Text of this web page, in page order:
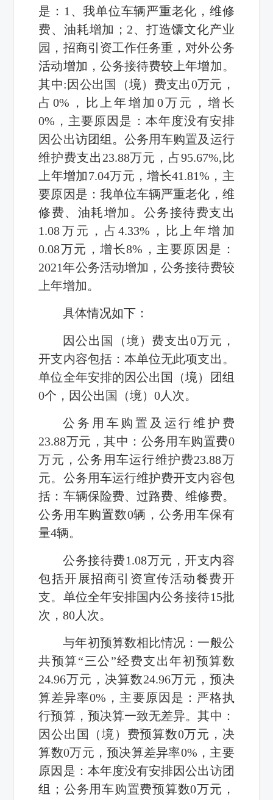
是：1、我单位车辆严重老化，维修
费、油耗增加；2、打造馕文化产业
园，招商引资工作任务重，对外公务
活动增加，公务接待费较上年增加。
其中:因公出国（境）费支出0万元，
占0%，比上年增加0万元，增长
0%，主要原因是：本年度没有安排
因公出访团组。公务用车购置及运行
维护费支出23.88万元，占95.67%,比
上年增加7.04万元，增长41.81%，主
要原因是：我单位车辆严重老化，维
修费、油耗增加。公务接待费支出
1.08万元，占4.33%，比上年增加
0.08万元，增长8%，主要原因是：
2021年公务活动增加，公务接待费较
上年增加。
具体情况如下：
因公出国（境）费支出0万元，
开支内容包括：本单位无此项支出。
单位全年安排的因公出国（境）团组
0个，因公出国（境）0人次。
公务用车购置及运行维护费
23.88万元，其中：公务用车购置费0
万元，公务用车运行维护费23.88万
元。公务用车运行维护费开支内容包
括：车辆保险费、过路费、维修费。
公务用车购置数0辆，公务用车保有
量4辆。
公务接待费1.08万元，开支内容
包括开展招商引资宣传活动餐费开
支。单位全年安排国内公务接待15批
次，80人次。
与年初预算数相比情况：一般公
共预算“三公”经费支出年初预算数
24.96万元，决算数24.96万元，预决
算差异率0%，主要原因是：严格执
行预算，预决算一致无差异。其中：
因公出国（境）费预算数0万元，决
算数0万元，预决算差异率0%，主要
原因是：本年度没有安排因公出访团
组；公务用车购置费预算数0万元，